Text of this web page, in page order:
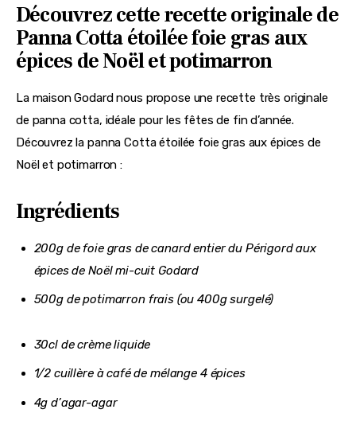
Découvrez cette recette originale de
Panna Cotta étoilée foie gras aux
épices de Noël et potimarron
La maison Godard nous propose une recette très originale
de panna cotta, idéale pour les fêtes de fin d’année.
Découvrez la panna Cotta étoilée foie gras aux épices de
Noël et potimarron :
Ingrédients
200g de foie gras de canard entier du Périgord aux
épices de Noël mi-cuit Godard
500g de potimarron frais (ou 400g surgelé)
30cl de crème liquide
1/2 cuillère à café de mélange 4 épices
4g d’agar-agar